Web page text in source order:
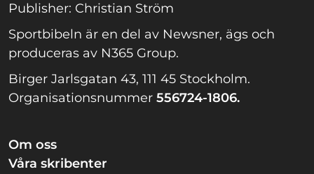
Publisher: Christian Ström
Sportbibeln är en del av Newsner, ägs och
produceras av N365 Group.
Birger Jarlsgatan 43, 111 45 Stockholm.
Organisationsnummer 556724-1806.
Om oss
Våra skribenter